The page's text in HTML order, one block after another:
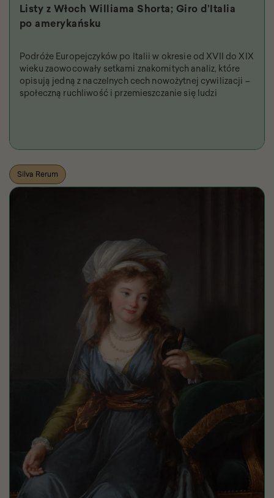
Listy z Włoch Williama Shorta; Giro d’Italia
po amerykańsku
Podróże Europejczyków po Italii w okresie od XVII do XIX
wieku zaowocowały setkami znakomitych analiz, które
opisują jedną z naczelnych cech nowożytnej cywilizacji –
społeczną ruchliwość i przemieszczanie się ludzi
Silva Rerum